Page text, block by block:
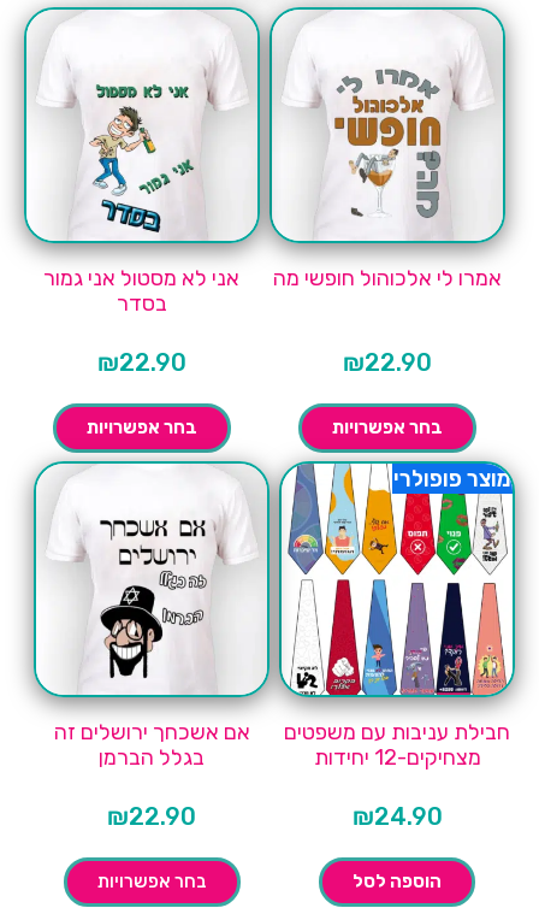
אמרו לי אלכוהול חופשי מה
₪22.90
בחר אפשרויות
אני לא מסטול אני גמור
בסדר
₪22.90
בחר אפשרויות
מוצר פופולרי
חבילת עניבות עם משפטים
מצחיקים-12 יחידות
₪24.90
הוספה לסל
אם אשכחך ירושלים זה
בגלל הברמן
₪22.90
בחר אפשרויות